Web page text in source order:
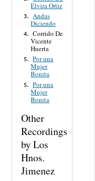
Elvira Ortiz
3. Andas
Diciendo
4. Corrido De
Vicente
Huerta
5. Por una
Mujer
Bonita
5. Por una
Mujer
Bonita
Other
Recordings
by Los
Hnos.
Jimenez